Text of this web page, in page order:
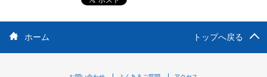
ホーム トップへ戻る